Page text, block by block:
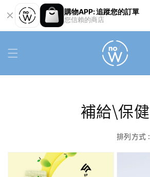
購物APP: 追蹤您的訂單
您信賴的商店
補給\保健
排列方式 :